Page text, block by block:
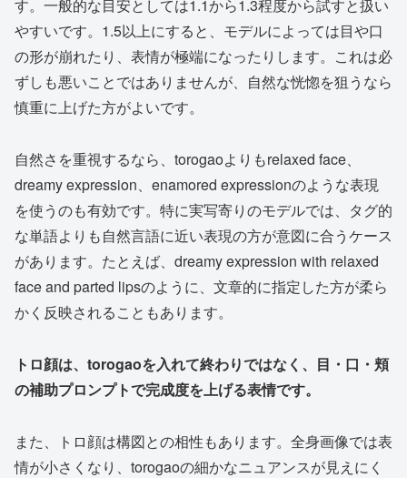
す。一般的な目安としては1.1から1.3程度から試すと扱い
やすいです。1.5以上にすると、モデルによっては目や口
の形が崩れたり、表情が極端になったりします。これは必
ずしも悪いことではありませんが、自然な恍惚を狙うなら
慎重に上げた方がよいです。
自然さを重視するなら、torogaoよりもrelaxed face、
dreamy expression、enamored expressionのような表現
を使うのも有効です。特に実写寄りのモデルでは、タグ的
な単語よりも自然言語に近い表現の方が意図に合うケース
があります。たとえば、dreamy expression with relaxed
face and parted lipsのように、文章的に指定した方が柔ら
かく反映されることもあります。
トロ顔は、torogaoを入れて終わりではなく、目・口・頬
の補助プロンプトで完成度を上げる表情です。
また、トロ顔は構図との相性もあります。全身画像では表
情が小さくなり、torogaoの細かなニュアンスが見えにく